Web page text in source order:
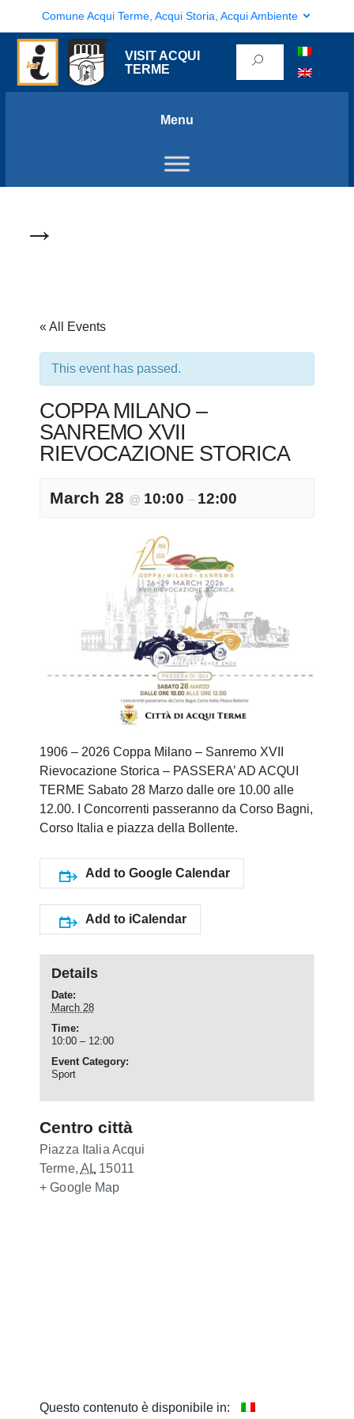
Comune Acqui Terme, Acqui Storia, Acqui Ambiente
VISIT ACQUI
TERME
Menu
→
« All Events
This event has passed.
COPPA MILANO –
SANREMO XVII
RIEVOCAZIONE STORICA
March 28 @ 10:00 – 12:00
1906 – 2026 Coppa Milano – Sanremo XVII
Rievocazione Storica – PASSERA’ AD ACQUI
TERME Sabato 28 Marzo dalle ore 10.00 alle
12.00. I Concorrenti passeranno da Corso Bagni,
Corso Italia e piazza della Bollente.
Add to Google Calendar
Add to iCalendar
Details
Date:
March 28
Time:
10:00 – 12:00
Event Category:
Sport
Centro città
Piazza Italia Acqui
Terme, AL 15011
+ Google Map
Questo contenuto è disponibile in: